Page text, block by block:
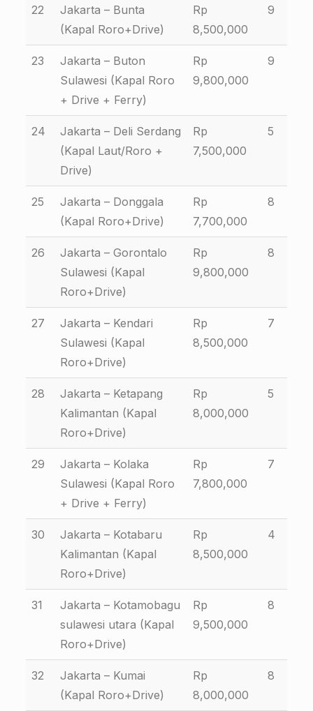
22
Jakarta – Bunta
(Kapal Roro+Drive)
Rp
8,500,000
9
23
Jakarta – Buton
Sulawesi (Kapal Roro
+ Drive + Ferry)
Rp
9,800,000
9
24
Jakarta – Deli Serdang
(Kapal Laut/Roro +
Drive)
Rp
7,500,000
5
25
Jakarta – Donggala
(Kapal Roro+Drive)
Rp
7,700,000
8
26
Jakarta – Gorontalo
Sulawesi (Kapal
Roro+Drive)
Rp
9,800,000
8
27
Jakarta – Kendari
Sulawesi (Kapal
Roro+Drive)
Rp
8,500,000
7
28
Jakarta – Ketapang
Kalimantan (Kapal
Roro+Drive)
Rp
8,000,000
5
29
Jakarta – Kolaka
Sulawesi (Kapal Roro
+ Drive + Ferry)
Rp
7,800,000
7
30
Jakarta – Kotabaru
Kalimantan (Kapal
Roro+Drive)
Rp
8,500,000
4
31
Jakarta – Kotamobagu
sulawesi utara (Kapal
Roro+Drive)
Rp
9,500,000
8
32
Jakarta – Kumai
(Kapal Roro+Drive)
Rp
8,000,000
8